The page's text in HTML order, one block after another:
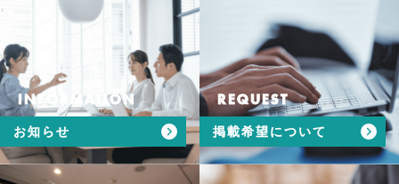
INFORMATION
お知らせ
REQUEST
掲載希望について